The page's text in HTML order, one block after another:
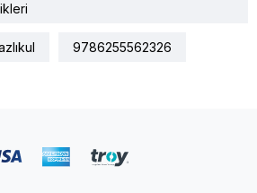
9786255562326